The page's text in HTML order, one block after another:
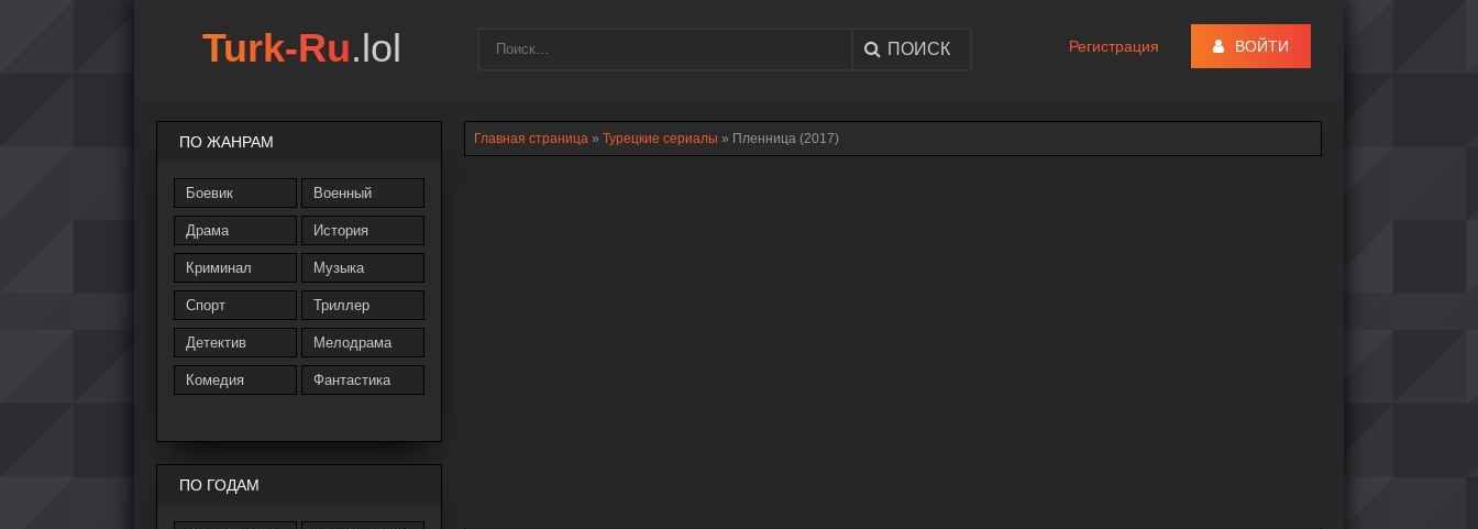
Главная страница » Турецкие сериалы » Пленница (2017)
ПО ЖАНРАМ
Боевик
Драма
Криминал
Спорт
Детектив
Комедия
Военный
История
Музыка
Триллер
Мелодрама
Фантастика
ПО ГОДАМ
Turk-Ru.lol ПОИСК Регистрация ВОЙТИ